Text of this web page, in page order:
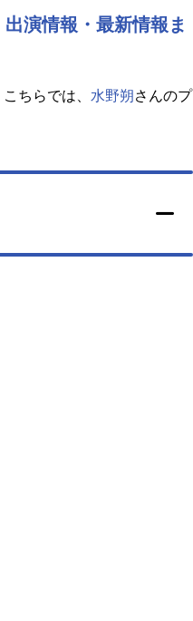
性声優一覧 夏アニメ
演情報・最新情報ま
ちらでは、 水野朔さんのプ